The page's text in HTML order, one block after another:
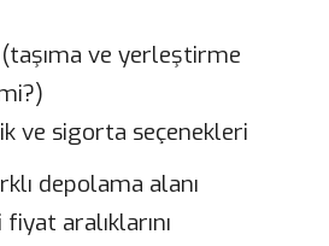
ve yerleştirme
ve sigorta seçenekleri
depolama alanı
aralıklarını